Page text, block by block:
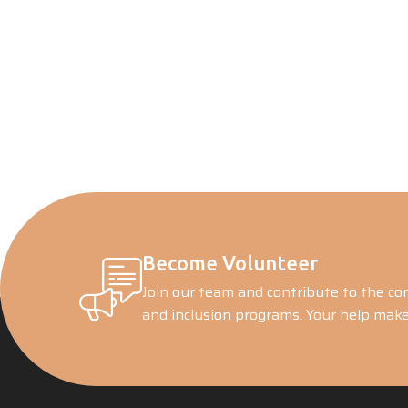
Become Volunteer
Join our team and contribute to the
and inclusion programs. Your help